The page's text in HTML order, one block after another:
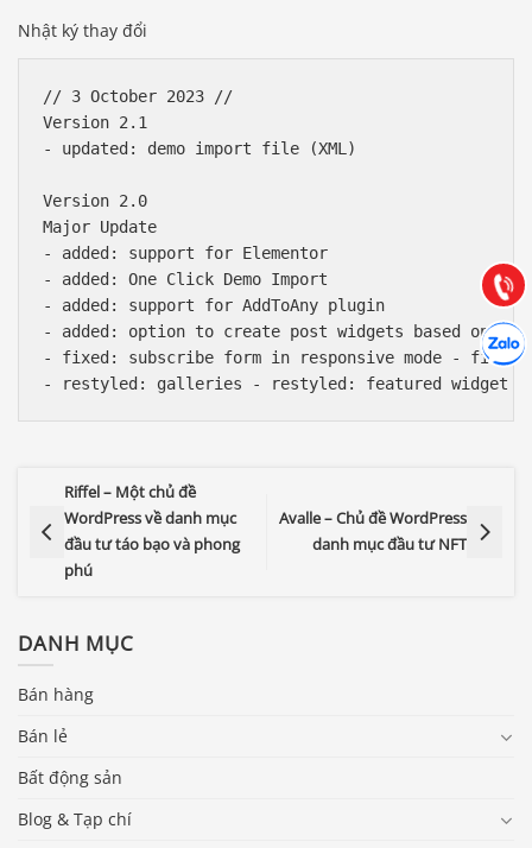
Nhật ký thay đổi
// 3 October 2023 //
Version 2.1
- updated: demo import file (XML)
Version 2.0
Major Update
- added: support for Elementor
- added: One Click Demo Import
- added: support for AddToAny plugin
- added: option to create post widgets based on
- fixed: subscribe form in responsive mode - fixed:
Riffel – Một chủ đề
WordPress về danh mục
đầu tư táo bạo và phong
phú
Avalle – Chủ đề WordPress
danh mục đầu tư NFT
DANH MỤC
Bán hàng
Bán lẻ
Bất động sản
Blog & Tạp chí
Gọi
Báo giá & Đặt hàng:
(028) 22.166.144
Chát
Hợp tác